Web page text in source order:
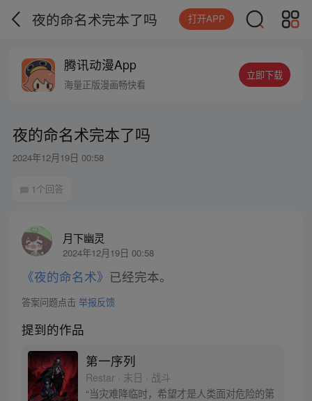
夜的命名术完本了吗 打开APP
腾讯动漫App
海量正版漫画畅快看
立即下载
夜的命名术完本了吗
2024年12月19日 00:58
1个回答
月下幽灵
2024年12月19日 00:58
《夜的命名术》 已经完本。
答案问题点击 举报反馈
提到的作品
第一序列
Restar · 末日 · 战斗
“当灾难降临时，希望才是人类面对危险的第